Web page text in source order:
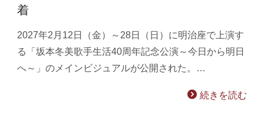
着
2027年2月12日（金）～28日（日）に明治座で上演す
る「坂本冬美歌手生活40周年記念公演～今日から明日
へ～」のメインビジュアルが公開された。…
続きを読む